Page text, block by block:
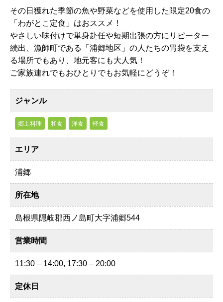
その日獲れた季節の魚や野菜などを使用した限定20食の
「わがとこ定食」はおススメ！
やさしい味付けで単身赴任や短期出張の方にリピーター
続出、漁師町である「浦郷地区」の人たちの胃袋を支え
る場所でもあり、地元客にも大人気！
ご家族連れでもおひとりでもお気軽にどうぞ！
ジャンル
郷土料理 和食 洋食 軽食
エリア
浦郷
所在地
島根県隠岐郡西ノ島町大字浦郷544
営業時間
11:30 – 14:00, 17:30 – 20:00
定休日